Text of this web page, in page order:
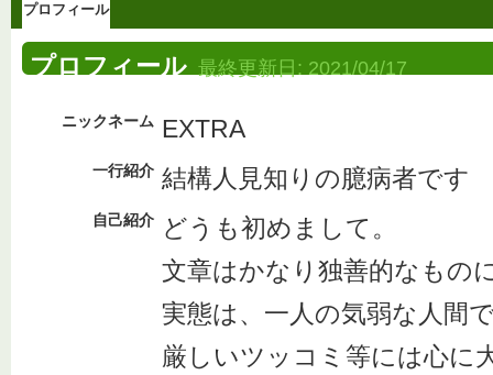
プロフィール
プロフィール 最終更新日: 2021/04/17
ニックネーム EXTRA
一行紹介 結構人見知りの臆病者です
自己紹介
どうも初めまして。
文章はかなり独善的なもの
実態は、一人の気弱な人間
厳しいツッコミ等には心に